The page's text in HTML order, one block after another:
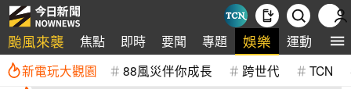
颱風來襲 焦點 即時 要聞 專題 娛樂 運動 全
新電玩大觀園 88風災伴你成長 跨世代 TCN